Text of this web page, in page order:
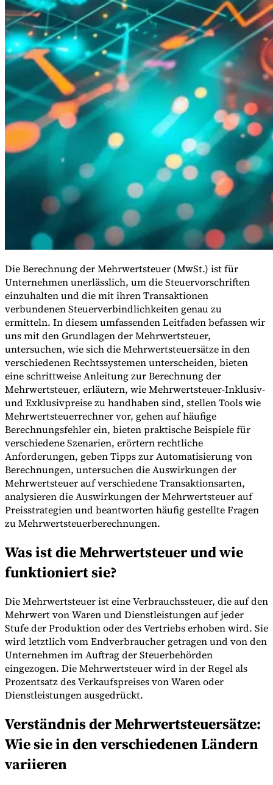
Alle Leitfäden Europa Amerika Asien-PazifikAfrika
VAT für Anfänger
Indirekte Steuern 101
Indirekte Steuern im elektronischen GeschäftsverkehrVAT in der
Golfregion Aufbau eines Kontrollrahmens für indirekte
SteuernKohlenstoffsteuern und Umweltabgaben
Werkzeuge
VAT-RechnerGST-Rechner
Die Berechnung der Mehrwertsteuer (MwSt.) ist für
Unternehmen unerlässlich, um die Steuervorschriften
einzuhalten und die mit ihren Transaktionen
verbundenen Steuerverbindlichkeiten genau zu
ermitteln. In diesem umfassenden Leitfaden befassen wir
uns mit den Grundlagen der Mehrwertsteuer,
untersuchen, wie sich die Mehrwertsteuersätze in den
verschiedenen Rechtssystemen unterscheiden, bieten
eine schrittweise Anleitung zur Berechnung der
Mehrwertsteuer, erläutern, wie Mehrwertsteuer-Inklusiv-
und Exklusivpreise zu handhaben sind, stellen Tools wie
Mehrwertsteuerrechner vor, gehen auf häufige
Berechnungsfehler ein, bieten praktische Beispiele für
verschiedene Szenarien, erörtern rechtliche
Anforderungen, geben Tipps zur Automatisierung von
Berechnungen, untersuchen die Auswirkungen der
Mehrwertsteuer auf verschiedene Transaktionsarten,
analysieren die Auswirkungen der Mehrwertsteuer auf
Preisstrategien und beantworten häufig gestellte Fragen
zu Mehrwertsteuerberechnungen.
Was ist die Mehrwertsteuer und wie
funktioniert sie?
Die Mehrwertsteuer ist eine Verbrauchssteuer, die auf den
Mehrwert von Waren und Dienstleistungen auf jeder
Stufe der Produktion oder des Vertriebs erhoben wird. Sie
wird letztlich vom Endverbraucher getragen und von den
Unternehmen im Auftrag der Steuerbehörden
eingezogen. Die Mehrwertsteuer wird in der Regel als
Prozentsatz des Verkaufspreises von Waren oder
Dienstleistungen ausgedrückt.
Verständnis der Mehrwertsteuersätze:
Wie sie in den verschiedenen Ländern
variieren